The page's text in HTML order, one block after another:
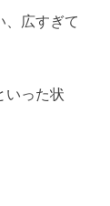
、広すぎて
いった状